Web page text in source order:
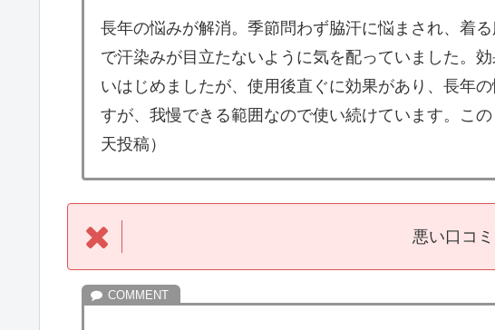
長年の悩みが解消。季節問わず脇汗に悩まされ、着
で汗染みが目立たないように気を配っていました。
いはじめましたが、使用後直ぐに効果があり、長年
すが、我慢できる範囲なので使い続けています。こ
天投稿）
悪い口コミ